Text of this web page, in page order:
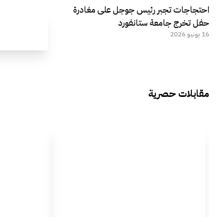
احتجاجات تجبر رئيس جوجل على مغادرة
حفل تخرج جامعة ستانفورد
16 يونيو 2026
مقابلات حصرية